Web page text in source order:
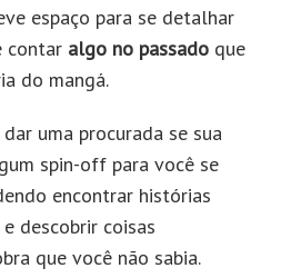
espaço para se detalhar
contar algo no passado que
do mangá.
uma procurada se sua
spin-off para você se
encontrar histórias
descobrir coisas
que você não sabia.